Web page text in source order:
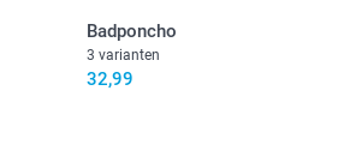
Badponcho
3 varianten
32,99